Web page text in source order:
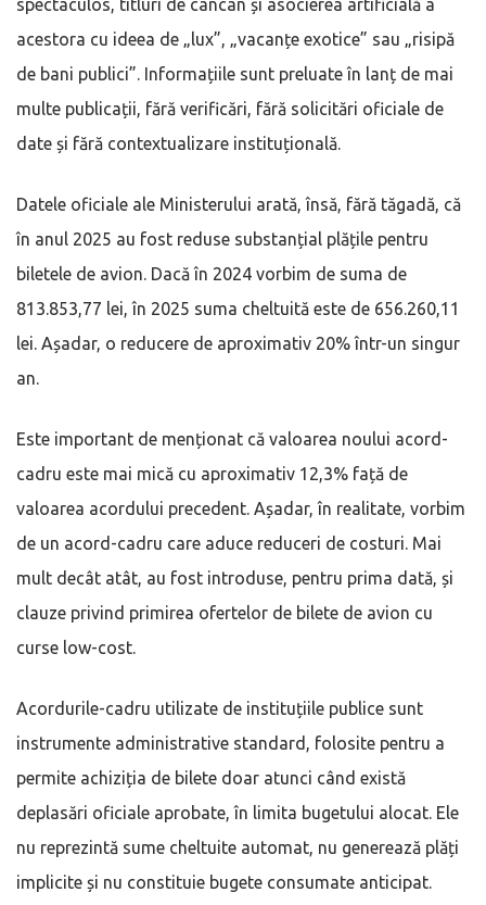
spectaculos, titluri de cancan și asocierea artificială a
acestora cu ideea de „lux”, „vacanțe exotice” sau „risipă
de bani publici”. Informațiile sunt preluate în lanț de mai
multe publicații, fără verificări, fără solicitări oficiale de
date și fără contextualizare instituțională.
Datele oficiale ale Ministerului arată, însă, fără tăgadă, că
în anul 2025 au fost reduse substanțial plățile pentru
biletele de avion. Dacă în 2024 vorbim de suma de
813.853,77 lei, în 2025 suma cheltuită este de 656.260,11
lei. Așadar, o reducere de aproximativ 20% într-un singur
an.
Este important de menționat că valoarea noului acord-
cadru este mai mică cu aproximativ 12,3% față de
valoarea acordului precedent. Așadar, în realitate, vorbim
de un acord-cadru care aduce reduceri de costuri. Mai
mult decât atât, au fost introduse, pentru prima dată, și
clauze privind primirea ofertelor de bilete de avion cu
curse low-cost.
Acordurile-cadru utilizate de instituțiile publice sunt
instrumente administrative standard, folosite pentru a
permite achiziția de bilete doar atunci când există
deplasări oficiale aprobate, în limita bugetului alocat. Ele
nu reprezintă sume cheltuite automat, nu generează plăți
implicite și nu constituie bugete consumate anticipat.